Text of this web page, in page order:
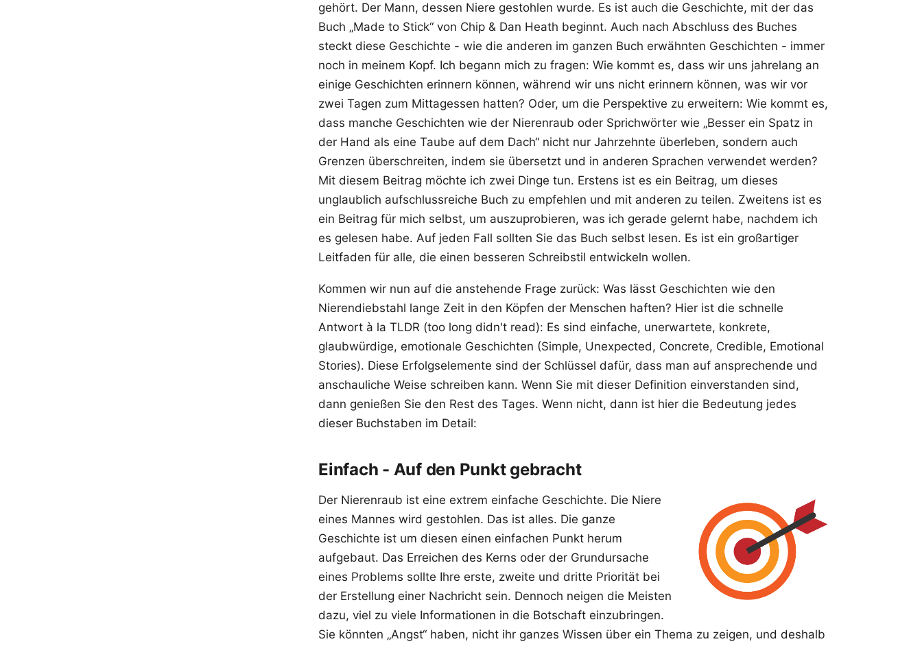
gehört. Der Mann, dessen Niere gestohlen wurde. Es ist auch die Geschichte, mit der das
Buch „Made to Stick“ von Chip & Dan Heath beginnt. Auch nach Abschluss des Buches
steckt diese Geschichte - wie die anderen im ganzen Buch erwähnten Geschichten - immer
noch in meinem Kopf. Ich begann mich zu fragen: Wie kommt es, dass wir uns jahrelang an
einige Geschichten erinnern können, während wir uns nicht erinnern können, was wir vor
zwei Tagen zum Mittagessen hatten? Oder, um die Perspektive zu erweitern: Wie kommt es,
dass manche Geschichten wie der Nierenraub oder Sprichwörter wie „Besser ein Spatz in
der Hand als eine Taube auf dem Dach“ nicht nur Jahrzehnte überleben, sondern auch
Grenzen überschreiten, indem sie übersetzt und in anderen Sprachen verwendet werden?
Mit diesem Beitrag möchte ich zwei Dinge tun. Erstens ist es ein Beitrag, um dieses
unglaublich aufschlussreiche Buch zu empfehlen und mit anderen zu teilen. Zweitens ist es
ein Beitrag für mich selbst, um auszuprobieren, was ich gerade gelernt habe, nachdem ich
es gelesen habe. Auf jeden Fall sollten Sie das Buch selbst lesen. Es ist ein großartiger
Leitfaden für alle, die einen besseren Schreibstil entwickeln wollen.
Kommen wir nun auf die anstehende Frage zurück: Was lässt Geschichten wie den
Nierendiebstahl lange Zeit in den Köpfen der Menschen haften? Hier ist die schnelle
Antwort à la TLDR (too long didn't read): Es sind einfache, unerwartete, konkrete,
glaubwürdige, emotionale Geschichten (Simple, Unexpected, Concrete, Credible, Emotional
Stories). Diese Erfolgselemente sind der Schlüssel dafür, dass man auf ansprechende und
anschauliche Weise schreiben kann. Wenn Sie mit dieser Definition einverstanden sind,
dann genießen Sie den Rest des Tages. Wenn nicht, dann ist hier die Bedeutung jedes
dieser Buchstaben im Detail:
Einfach - Auf den Punkt gebracht
Der Nierenraub ist eine extrem einfache Geschichte. Die Niere
eines Mannes wird gestohlen. Das ist alles. Die ganze
Geschichte ist um diesen einen einfachen Punkt herum
aufgebaut. Das Erreichen des Kerns oder der Grundursache
eines Problems sollte Ihre erste, zweite und dritte Priorität bei
der Erstellung einer Nachricht sein. Dennoch neigen die Meisten
dazu, viel zu viele Informationen in die Botschaft einzubringen.
Sie könnten „Angst“ haben, nicht ihr ganzes Wissen über ein Thema zu zeigen, und deshalb